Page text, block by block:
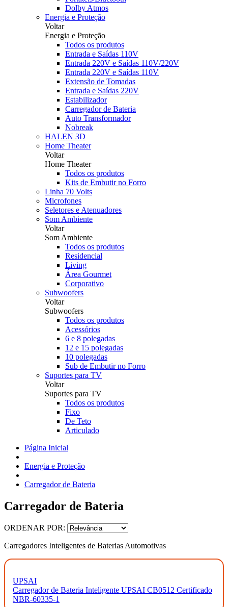
Dolby Atmos
Energia e Proteção
Voltar
Energia e Proteção
Todos os produtos
Entrada e Saídas 110V
Entrada 220V e Saídas 110V/220V
Entrada 220V e Saídas 110V
Extensão de Tomadas
Entrada e Saídas 220V
Estabilizador
Carregador de Bateria
Auto Transformador
Nobreak
HALEN 3D
Home Theater
Voltar
Home Theater
Todos os produtos
Kits de Embutir no Forro
Linha 70 Volts
Microfones
Seletores e Atenuadores
Som Ambiente
Voltar
Som Ambiente
Todos os produtos
Residencial
Living
Área Gourmet
Corporativo
Subwoofers
Voltar
Subwoofers
Todos os produtos
Acessórios
6 e 8 polegadas
12 e 15 polegadas
10 polegadas
Sub de Embutir no Forro
Suportes para TV
Voltar
Suportes para TV
Todos os produtos
Fixo
De Teto
Articulado
Página Inicial
Energia e Proteção
Carregador de Bateria
Carregador de Bateria
ORDENAR POR:
Carregadores Inteligentes de Baterias Automotivas
UPSAI
Carregador de Bateria Inteligente UPSAI CB0512 Certificado
NBR-60335-1